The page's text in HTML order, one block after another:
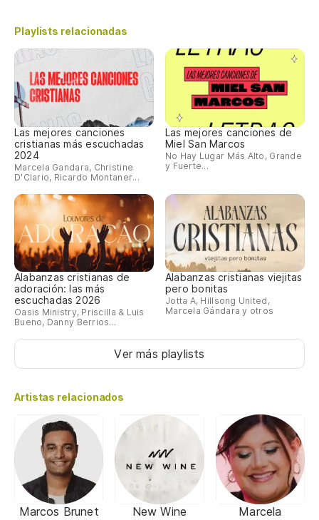
Playlists relacionadas
Las mejores canciones
cristianas más escuchadas
2024
Marcela Gandara, Christine
D'Clario, Ricardo Montaner...
Las mejores canciones de
Miel San Marcos
No Hay Lugar Más Alto, Grande
y Fuerte...
Alabanzas cristianas de
adoración: las más
escuchadas 2026
Oasis Ministry, Priscilla & Luis
Bueno, Danny Berrios...
Alabanzas cristianas viejitas
pero bonitas
Jotta A, Hillsong United,
Marcela Gándara y otros
Ver más playlists
Artistas relacionados
Marcos Brunet New Wine
Marcela